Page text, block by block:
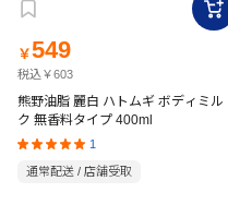
￥549
税込￥603
熊野油脂 麗白 ハトムギ ボディミル
ク 無香料タイプ 400ml
1
通常配送 / 店舗受取